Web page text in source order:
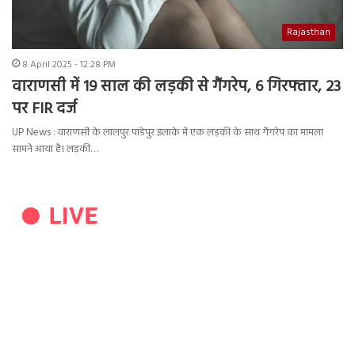
Rajasthan
8 April 2025 - 12:28 PM
वाराणसी में 19 साल की लड़की से गैंगरेप, 6 गिरफ्तार, 23
पर FIR दर्ज
UP News : वाराणसी के लालपुर पांडेपुर इलाके में एक लड़की के साथ गैंगरेप का मामला
सामने आया है। लड़की…